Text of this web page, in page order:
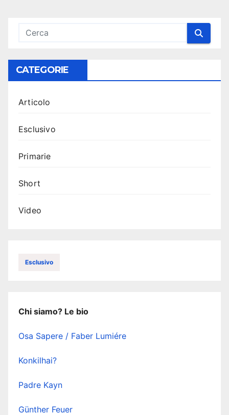
CATEGORIE
Articolo
Esclusivo
Primarie
Short
Video
Esclusivo
Chi siamo? Le bio
Osa Sapere / Faber Lumiére
Konkilhai?
Padre Kayn
Günther Feuer